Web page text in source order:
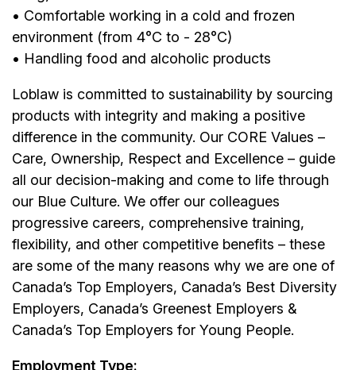
• Comfortable working in a cold and frozen
environment (from 4°C to - 28°C)
• Handling food and alcoholic products
Loblaw is committed to sustainability by sourcing
products with integrity and making a positive
difference in the community. Our CORE Values –
Care, Ownership, Respect and Excellence – guide
all our decision-making and come to life through
our Blue Culture. We offer our colleagues
progressive careers, comprehensive training,
flexibility, and other competitive benefits – these
are some of the many reasons why we are one of
Canada’s Top Employers, Canada’s Best Diversity
Employers, Canada’s Greenest Employers &
Canada’s Top Employers for Young People.
Employment Type: